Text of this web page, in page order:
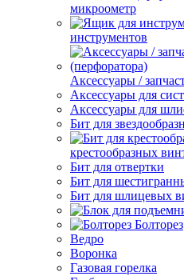
микроометр
инструментов
Аксессуары /
Аксессуары для
Аксессуары для
Бит для
крестообразных
Бит для отвертки
Бит для
Бит для шлицевых
Болторез
Ведро
Воронка
Газовая горелка